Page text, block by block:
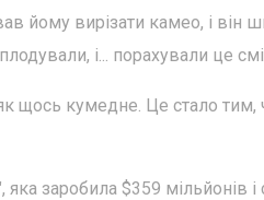
йому вирізати камео, і він
і... порахували це
кумедне. Це стало тим,
заробила $359 мільйонів і